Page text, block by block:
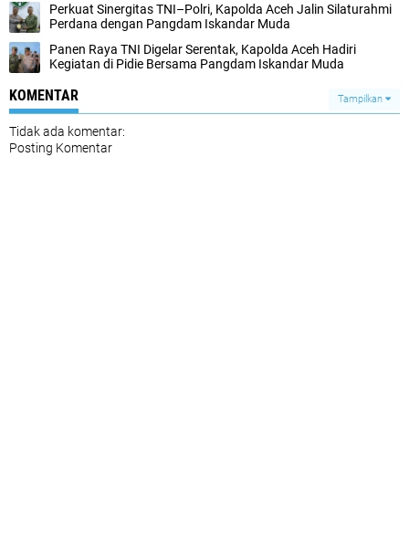
Perkuat Sinergitas TNI–Polri, Kapolda Aceh Jalin Silaturahmi
Perdana dengan Pangdam Iskandar Muda
Panen Raya TNI Digelar Serentak, Kapolda Aceh Hadiri
Kegiatan di Pidie Bersama Pangdam Iskandar Muda
KOMENTAR Tampilkan
Tidak ada komentar:
Posting Komentar